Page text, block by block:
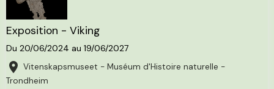
Exposition - Viking
Du 20/06/2024 au 19/06/2027
Vitenskapsmuseet - Muséum d'Histoire naturelle -
Trondheim